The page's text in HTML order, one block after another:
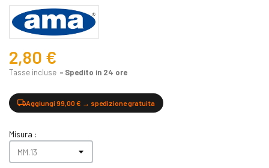
2,80 €
Tasse incluse Spedito in 24 ore
Aggiungi 99,00 € → spedizione gratuita
Misura :